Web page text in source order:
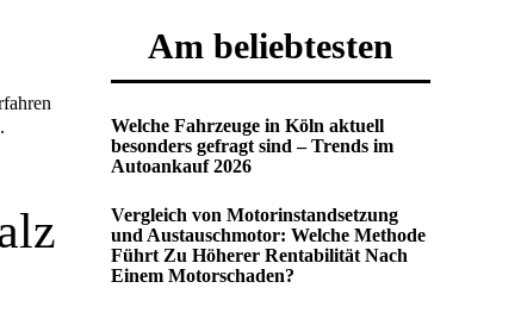
Am beliebtesten
Welche Fahrzeuge in Köln aktuell
besonders gefragt sind – Trends im
Autoankauf 2026
Vergleich von Motorinstandsetzung
und Austauschmotor: Welche Methode
Führt Zu Höherer Rentabilität Nach
Einem Motorschaden?